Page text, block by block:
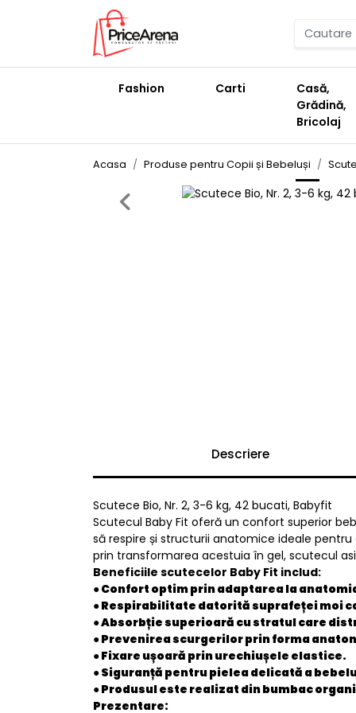
Fashion Carti
Casă,
Grădină,
Bricolaj
Acasa Produse pentru Copii și Bebeluși
Previous
Descriere
Scutece Bio, Nr. 2, 3-6 kg, 42 bucati, Babyfit
Scutecul Baby Fit oferă un confort superior
să respire și structurii anatomice ideale
prin transformarea acestuia în gel, scutecul
Beneficiile scutecelor Baby Fit includ:
● Confort optim prin adaptarea la
● Respirabilitate datorită suprafeței moi
● Absorbție superioară cu stratul care
● Prevenirea scurgerilor prin forma
● Fixare ușoară prin urechiușele elastice.
● Siguranță pentru pielea delicată a
● Produsul este realizat din bumbac
Prezentare: